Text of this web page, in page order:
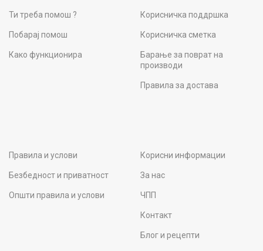
Ти треба помош ?
Побарај помош
Како функционира
Корисничка поддршка
Корисничка сметка
Барање за поврат на
производи
Правила за достава
Правила и услови
Безбедност и приватност
Општи правила и услови
Корисни информации
За нас
ЧПП
Контакт
Блог и рецепти